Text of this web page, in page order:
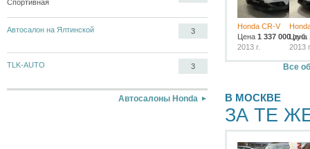
Спортивная
Автосалон на Ялтинской 3
TLK-AUTO 3
Автосалоны Honda
Honda CR-V
Цена 1 337 000 руб.
2013 г.
Цена
2013
Все
В МОСКВЕ
ЗА ТЕ